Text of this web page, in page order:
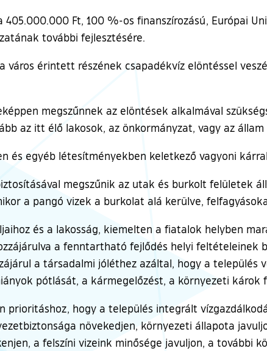
405.000.000 Ft, 100 %-os finanszírozású, Európai
további fejlesztésére.
város érintett részének csapadékvíz elöntéssel
megszűnnek az elöntések alkalmával
az itt élő lakosok, az önkormányzat, vagy az
és egyéb létesítményekben keletkező vagyoni
megszűnik az utak és burkolt felületek
a pangó vizek a burkolat alá kerülve,
és a lakosság, kiemelten a fiatalok helyben
a fenntartható fejlődés helyi
a társadalmi jóléthez azáltal, hogy a település
pótlását, a kármegelőzést, a környezeti
prioritáshoz, hogy a település integrált
növekedjen, környezeti állapota
a felszíni vizeink minősége javuljon, a további